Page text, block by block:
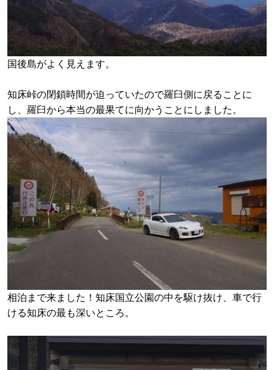
国後島がよく見えます。
知床峠の閉鎖時間が迫っていたので羅臼側に戻ることに
し、羅臼から本当の最果てに向かうことにしました。
相泊まで来ました！知床国立公園の中を駆け抜け、車で行
ける知床の最も深いところ。